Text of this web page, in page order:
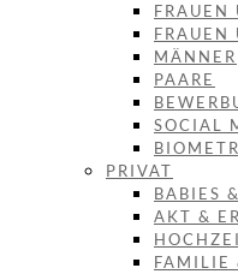
FRAUEN
FRAUEN
MÄNNER
PAARE
SOCIAL
PRIVAT
BABIES
AKT &
FAMILIE